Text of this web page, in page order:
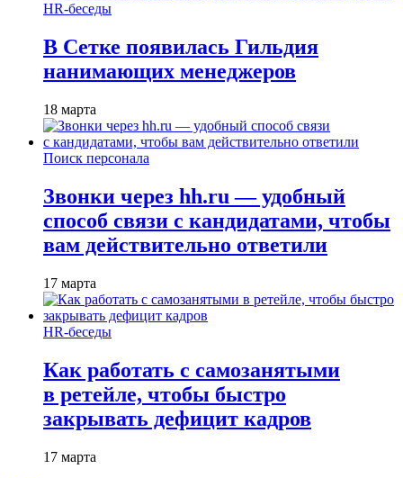
HR-беседы
В Сетке появилась Гильдия
нанимающих менеджеров
18 марта
Поиск персонала
Звонки через hh.ru — удобный
способ связи с кандидатами, чтобы
вам действительно ответили
17 марта
HR-беседы
Как работать с самозанятыми
в ретейле, чтобы быстро
закрывать дефицит кадров
17 марта